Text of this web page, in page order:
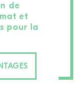
de
et
pour la